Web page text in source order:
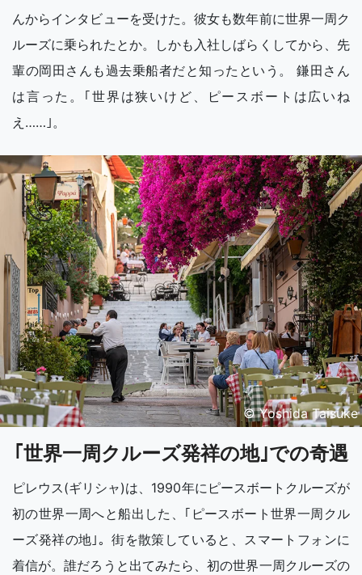
んからインタビューを受けた。彼女も数年前に世界一周ク
ルーズに乗られたとか。しかも入社しばらくしてから、先
輩の岡田さんも過去乗船者だと知ったという。 鎌田さん
は言った。｢世界は狭いけど、ピースボートは広いね
え……｣。
© Yoshida Taisuke
｢世界一周クルーズ発祥の地｣での奇遇
ピレウス(ギリシャ)は、1990年にピースボートクルーズが
初の世界一周へと船出した、｢ピースボート世界一周クル
ーズ発祥の地｣。街を散策していると、スマートフォンに
着信が。誰だろうと出てみたら、初の世界一周クルーズの